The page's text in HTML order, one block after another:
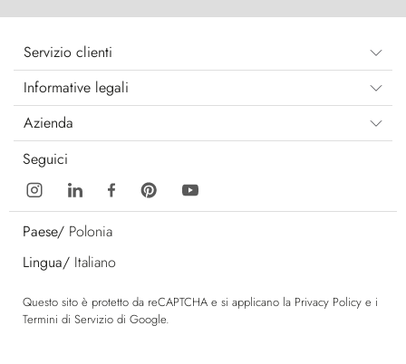
Servizio clienti
Informative legali
Azienda
Seguici
Paese/ Polonia
Lingua/ Italiano
Questo sito è protetto da reCAPTCHA e si applicano la Privacy Policy e i
Termini di Servizio di Google.